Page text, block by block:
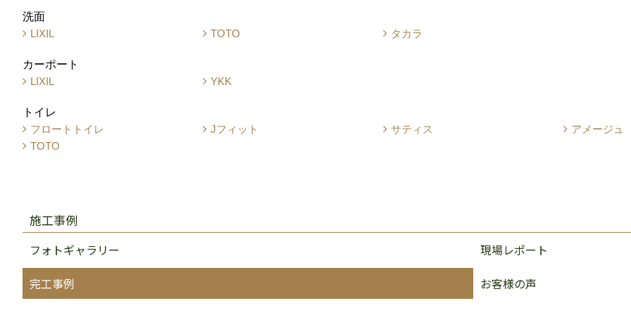
洗面
LIXIL
TOTO タカラ
カーポート
LIXIL
YKK
トイレ
フロートトイレ
Jフィット サティス
アメージュ
TOTO
施工事例
フォトギャラリー
現場レポート
完工事例
お客様の声